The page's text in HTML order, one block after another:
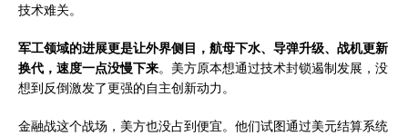
技术难关。
军工领域的进展更是让外界侧目，航母下水、导弹升级、战机更新
换代，速度一点没慢下来。美方原本想通过技术封锁遏制发展，没
想到反倒激发了更强的自主创新动力。
金融战这个战场，美方也没占到便宜。他们试图通过美元结算系统